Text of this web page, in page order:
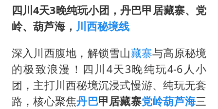
上半年国内居民出游人次34.63亿
万岁山接盘烂尾恒大文旅城
薛之谦杭州站演唱会取消
泰国初中生饮弹自尽前开了26枪
“准2万亿”之城点名支持三所大学
四川4天3晚纯玩小团，丹巴甲居藏寨、党
岭、葫芦海， 川西秘境线
深入川西腹地，解锁雪山藏寨与高原秘境
的极致浪漫！四川4天3晚纯玩4-6人小
团，主打川西秘境沉浸式慢游、纯玩无套
路，核心聚焦丹巴甲居藏寨党岭葫芦海三